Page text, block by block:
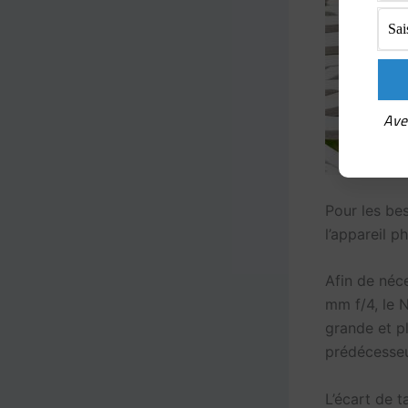
Pour les
l’appareil
Afin de
mm f/4, le
grande et
L’écart de